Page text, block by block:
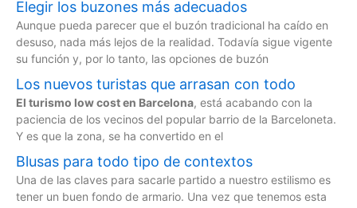
Elegir los buzones más adecuados
Aunque pueda parecer que el buzón tradicional ha caído en
desuso, nada más lejos de la realidad. Todavía sigue vigente
su función y, por lo tanto, las opciones de buzón
Los nuevos turistas que arrasan con todo
El turismo low cost en Barcelona, está acabando con la
paciencia de los vecinos del popular barrio de la Barceloneta.
Y es que la zona, se ha convertido en el
Blusas para todo tipo de contextos
Una de las claves para sacarle partido a nuestro estilismo es
tener un buen fondo de armario. Una vez que tenemos esta